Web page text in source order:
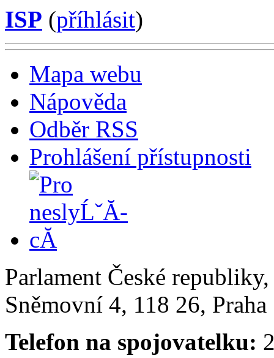
ISP (příhlásit)
Mapa webu
Nápověda
Odběr RSS
Prohlášení přístupnosti
Parlament České
Sněmovní 4, 118 26,
Telefon na spojovatelku: